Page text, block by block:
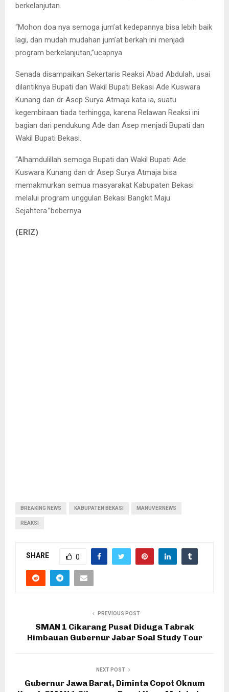
berkelanjutan.
“Mohon doa nya semoga jum’at kedepannya bisa lebih baik
lagi, dan mudah mudahan jum’at berkah ini menjadi
program berkelanjutan,”ucapnya
Senada disampaikan Sekertaris Reaksi Abad Abdulah, usai
dilantiknya Bupati dan Wakil Bupati Bekasi Ade Kuswara
Kunang dan dr Asep Surya Atmaja kata ia, suatu
kegembiraan tiada terhingga, karena Relawan Reaksi ini
bagian dari pendukung Ade dan Asep menjadi Bupati dan
Wakil Bupati Bekasi.
“Alhamdulillah semoga Bupati dan Wakil Bupati Ade
Kuswara Kunang dan dr Asep Surya Atmaja bisa
memakmurkan semua masyarakat Kabupaten Bekasi
melalui program unggulan Bekasi Bangkit Maju
Sejahtera.”bebernya
(ERIZ)
BREAKING NEWS KABUPATEN BEKASI MANUVERNEWS
REAKSI
SHARE 0
PREVIOUS POST
SMAN 1 Cikarang Pusat Diduga Tabrak
Himbauan Gubernur Jabar Soal Study Tour
NEXT POST
Gubernur Jawa Barat, Diminta Copot Oknum